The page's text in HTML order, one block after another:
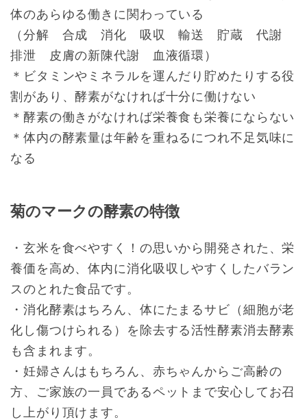
体のあらゆる働きに関わっている
（分解 合成 消化 吸収 輸送 貯蔵 代謝
排泄 皮膚の新陳代謝 血液循環）
＊ビタミンやミネラルを運んだり貯めたりする役
割があり、酵素がなければ十分に働けない
＊酵素の働きがなければ栄養食も栄養にならない
＊体内の酵素量は年齢を重ねるにつれ不足気味に
なる
菊のマークの酵素の特徴
・玄米を食べやすく！の思いから開発された、栄
養価を高め、体内に消化吸収しやすくしたバラン
スのとれた食品です。
・消化酵素はちろん、体にたまるサビ（細胞が老
化し傷つけられる）を除去する活性酵素消去酵素
も含まれます。
・妊婦さんはもちろん、赤ちゃんからご高齢の
方、ご家族の一員であるペットまで安心してお召
し上がり頂けます。